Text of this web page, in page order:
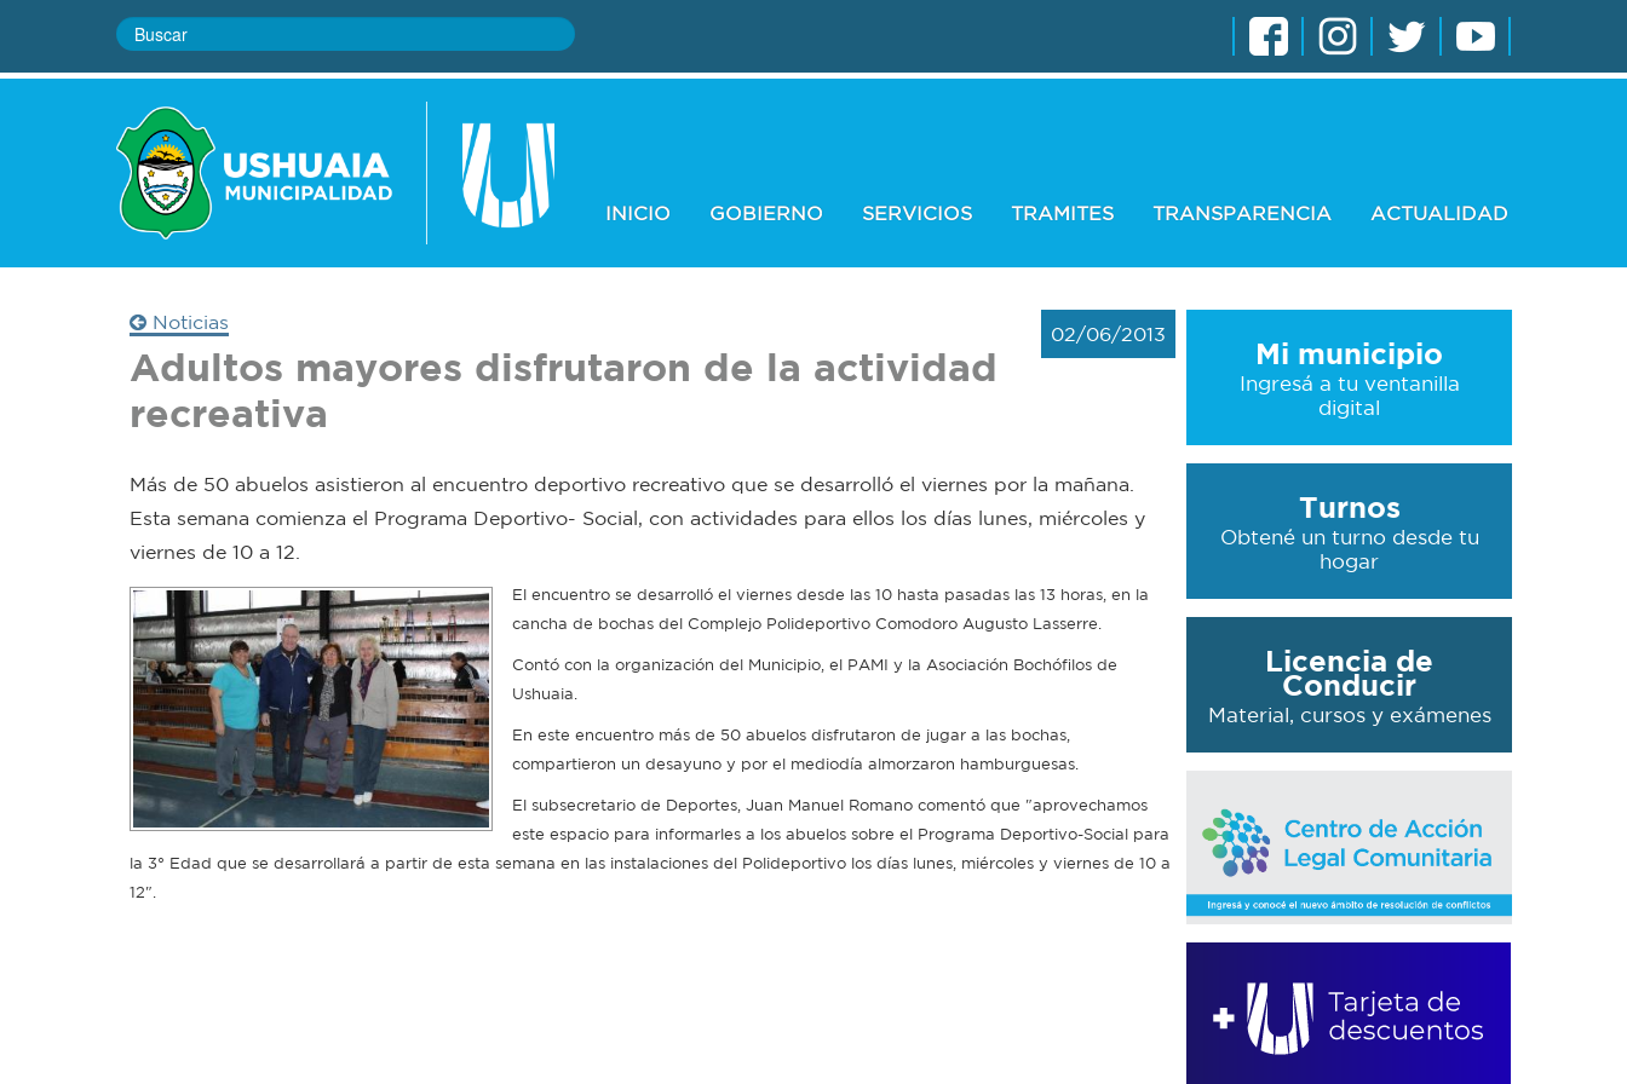
INICIO GOBIERNO SERVICIOS TRAMITES TRANSPARENCIA ACTUALIDAD
Noticias
02/06/2013
Adultos mayores disfrutaron de la actividad
recreativa
Más de 50 abuelos asistieron al encuentro deportivo recreativo que se desarrolló el viernes por la mañana.
Esta semana comienza el Programa Deportivo- Social, con actividades para ellos los días lunes, miércoles y
viernes de 10 a 12.
El encuentro se desarrolló el viernes desde las 10 hasta pasadas las 13 horas, en la
cancha de bochas del Complejo Polideportivo Comodoro Augusto Lasserre.
Contó con la organización del Municipio, el PAMI y la Asociación Bochófilos de
Ushuaia.
En este encuentro más de 50 abuelos disfrutaron de jugar a las bochas,
compartieron un desayuno y por el mediodía almorzaron hamburguesas.
El subsecretario de Deportes, Juan Manuel Romano comentó que "aprovechamos
este espacio para informarles a los abuelos sobre el Programa Deportivo-Social para
la 3° Edad que se desarrollará a partir de esta semana en las instalaciones del Polideportivo los días lunes, miércoles y viernes de 10 a
12".
Mi municipio
Ingresá a tu ventanilla
digital
Turnos
Obtené un turno desde tu
hogar
Licencia de
Conducir
Material, cursos y exámenes